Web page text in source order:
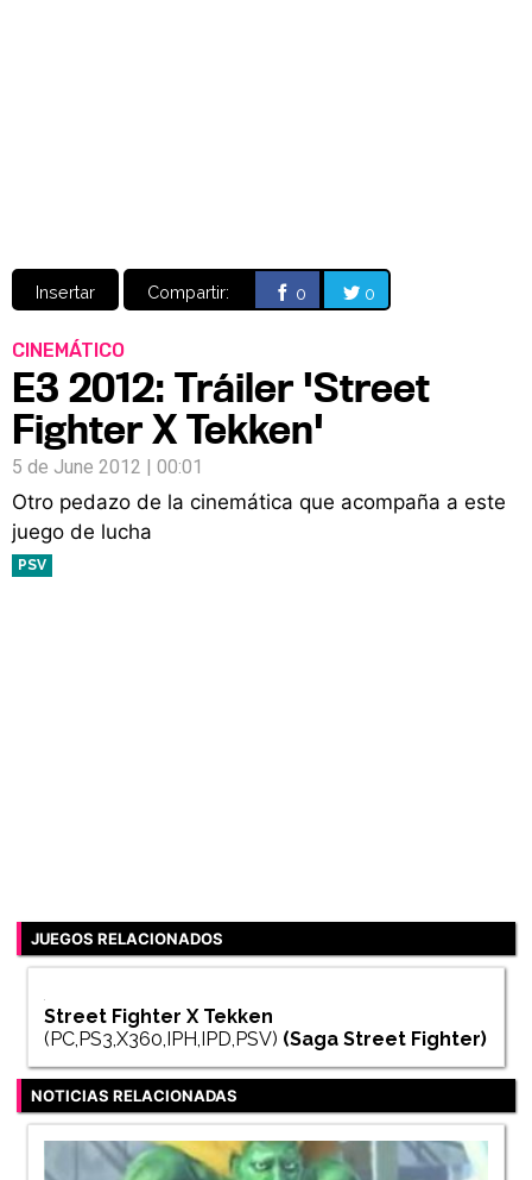
Insertar Compartir: 0 0
CINEMÁTICO
E3 2012: Tráiler 'Street
Fighter X Tekken'
5 de June 2012 | 00:01
Otro pedazo de la cinemática que acompaña a este
juego de lucha
PSV
JUEGOS RELACIONADOS
Street Fighter X Tekken
(PC,PS3,X360,IPH,IPD,PSV) (Saga Street Fighter)
NOTICIAS RELACIONADAS